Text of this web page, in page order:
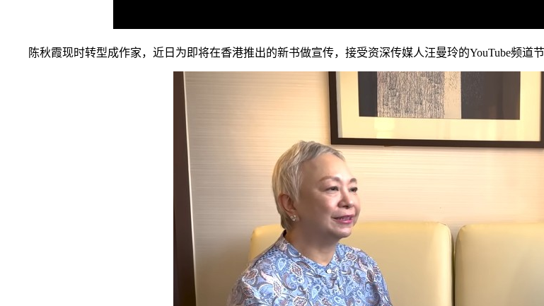
陈秋霞现时转型成作家，近日为即将在香港推出的新书做宣传，接受资深传媒人汪曼玲的YouTube频道